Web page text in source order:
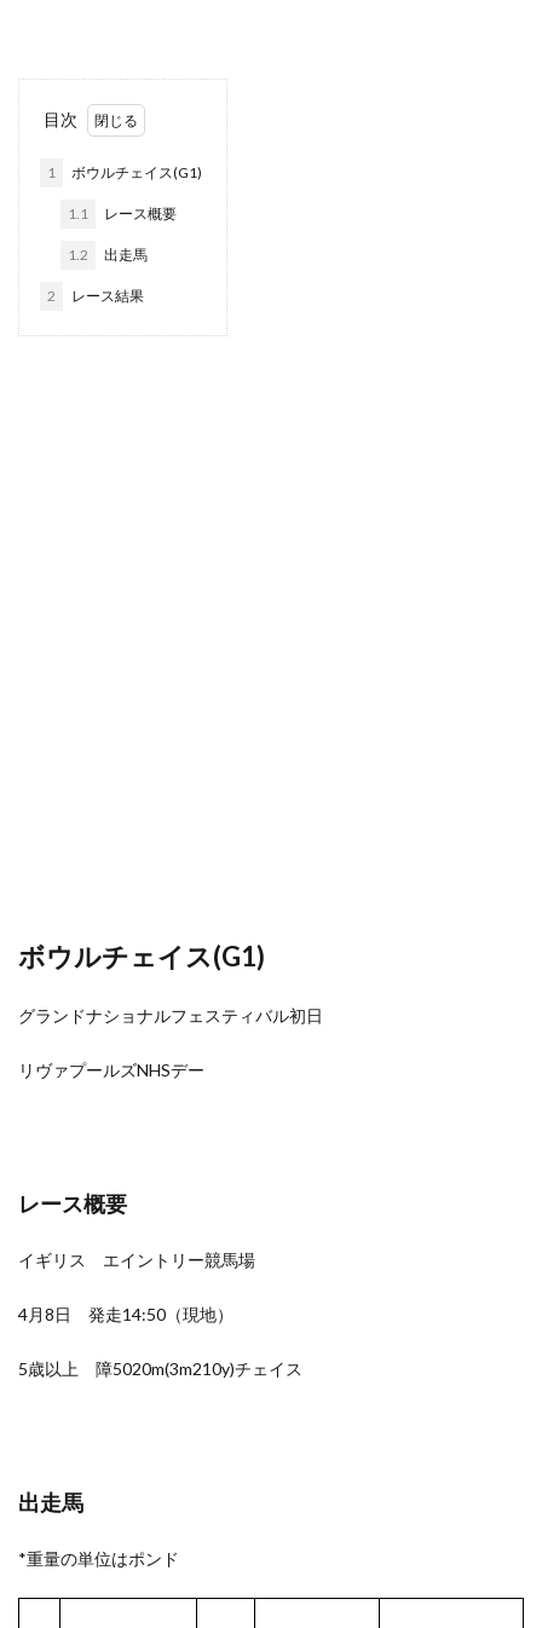
目次
1 ボウルチェイス(G1)
1.1 レース概要
1.2 出走馬
2 レース結果
ボウルチェイス(G1)
グランドナショナルフェスティバル初日
リヴァプールズNHSデー
レース概要
イギリス エイントリー競馬場
4月8日 発走14:50（現地）
5歳以上 障5020m(3m210y)チェイス
出走馬
*重量の単位はポンド